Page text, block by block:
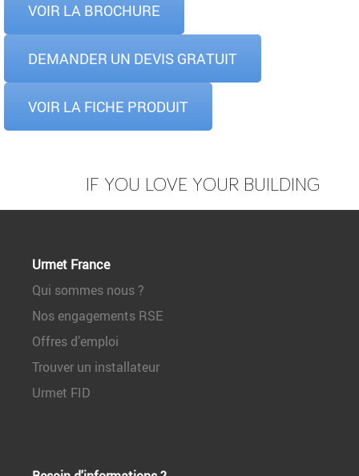
VOIR LA BROCHURE
DEMANDER UN DEVIS GRATUIT
VOIR LA FICHE PRODUIT
IF YOU LOVE YOUR BUILDING
Urmet France
Qui sommes nous ?
Nos engagements RSE
Offres d’emploi
Trouver un installateur
Urmet FID